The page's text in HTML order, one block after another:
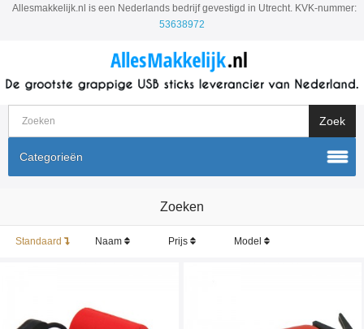
Allesmakkelijk.nl is een Nederlands bedrijf gevestigd in Utrecht. KVK-nummer:
53638972
Categorieën
Zoeken
Standaard Naam Prijs Model